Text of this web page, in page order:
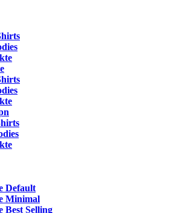
Default
Minimal
Best Selling